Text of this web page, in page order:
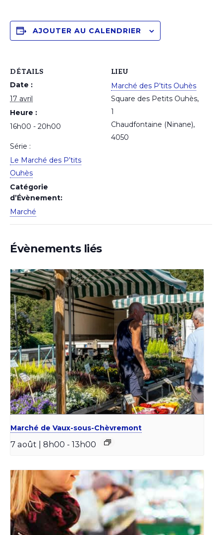
AJOUTER AU CALENDRIER
DÉTAILS
Date :
17 avril
Heure :
16h00 - 20h00
Série :
Le Marché des P’tits
Ouhès
Catégorie
d’Évènement:
Marché
LIEU
Marché des P’tits Ouhès
Square des Petits Ouhès,
1
Chaudfontaine (Ninane),
4050
Évènements liés
Marché de Vaux-sous-Chèvremont
7 août | 8h00 - 13h00